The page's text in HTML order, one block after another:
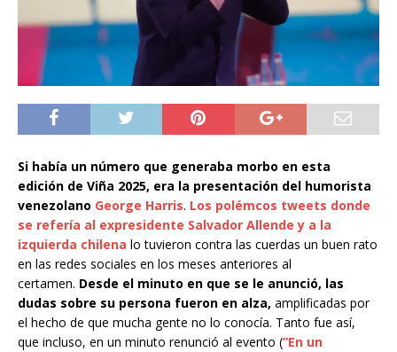
Si había un número que generaba morbo en esta
edición de Viña 2025, era la presentación del humorista
venezolano George Harris. Los polémcos tweets donde
se refería al expresidente Salvador Allende y a la
izquierda chilena lo tuvieron contra las cuerdas un buen rato
en las redes sociales en los meses anteriores al
certamen. Desde el minuto en que se le anunció, las
dudas sobre su persona fueron en alza, amplificadas por
el hecho de que mucha gente no lo conocía. Tanto fue así,
que incluso, en un minuto renunció al evento (”En un